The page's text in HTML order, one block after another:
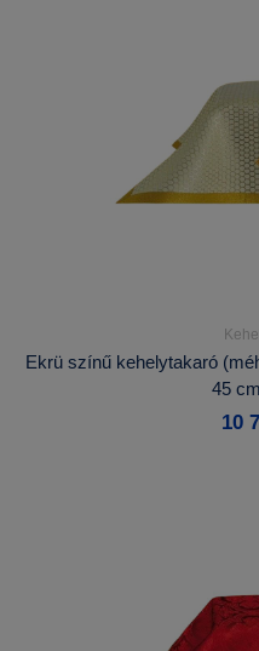
Ekrü színű kehelytakaró
45
10